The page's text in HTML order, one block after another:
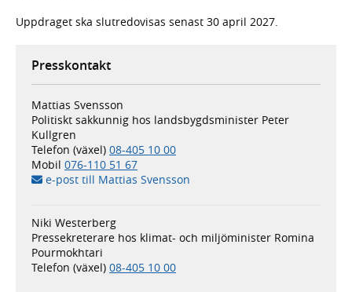
Uppdraget ska slutredovisas senast 30 april 2027.
Presskontakt
Mattias Svensson
Politiskt sakkunnig hos landsbygdsminister Peter
Kullgren
Telefon (växel) 08-405 10 00
Mobil 076-110 51 67
e-post till Mattias Svensson
Niki Westerberg
Pressekreterare hos klimat- och miljöminister Romina
Pourmokhtari
Telefon (växel) 08-405 10 00